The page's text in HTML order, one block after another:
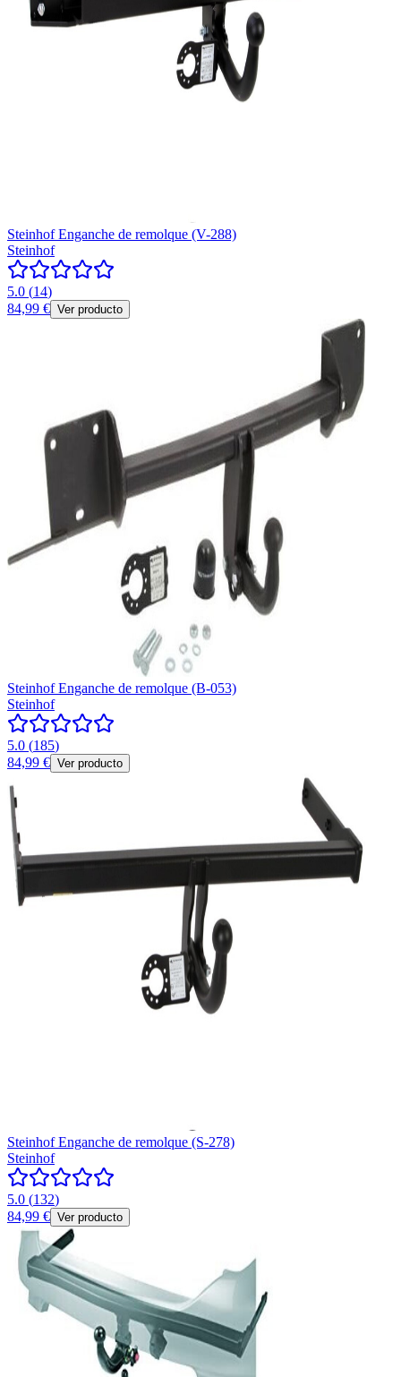
Steinhof Enganche de remolque (V-288)
Steinhof
5.0 (14)
84,99 € Ver producto
Steinhof Enganche de remolque (B-053)
Steinhof
5.0 (185)
84,99 € Ver producto
Steinhof Enganche de remolque (S-278)
Steinhof
5.0 (132)
84,99 € Ver producto